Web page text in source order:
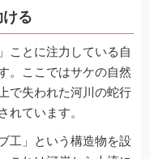
る
ことに注力している自
。ここではサケの自然
で失われた河川の蛇行
れています。
工」という構造物を設